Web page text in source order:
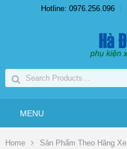
Hotline: 0976.256.096
MENU
Home Sản Phẩm Theo Hãng Xe